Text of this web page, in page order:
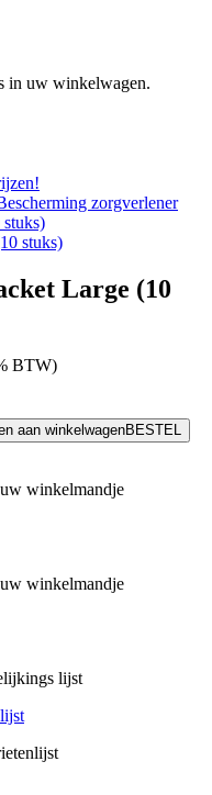
in uw winkelwagen.
zorgverlener
Large (10
BTW)
BESTEL
winkelmandje
winkelmandje
lijst